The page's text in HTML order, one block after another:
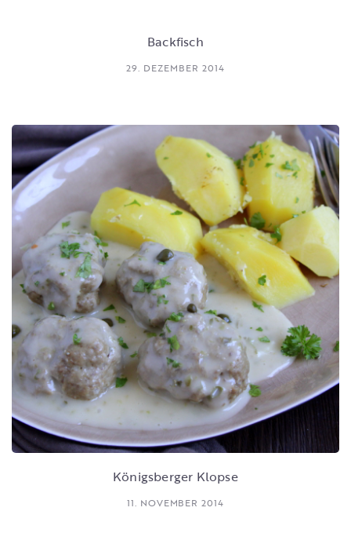
Backfisch
29. DEZEMBER 2014
Königsberger Klopse
11. NOVEMBER 2014